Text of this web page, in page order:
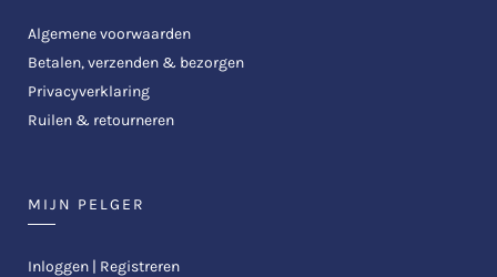
Algemene voorwaarden
Betalen, verzenden & bezorgen
Privacyverklaring
Ruilen & retourneren
MIJN PELGER
Inloggen | Registreren